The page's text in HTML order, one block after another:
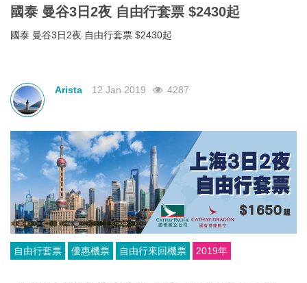
國泰 曼谷3日2夜 自由行套票 $2430起
國泰 曼谷3日2夜 自由行套票 $2430起
Arista 12 Jan 2019 4287
自由行套票 優惠機票 自由行來回機票 2019年